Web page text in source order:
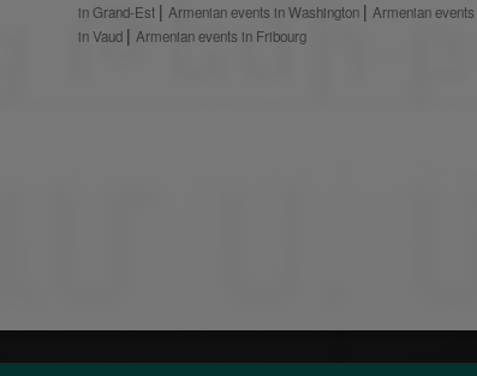
in Grand-Est
Armenian events in Washington
Armenian events
in Vaud
Armenian events in Fribourg